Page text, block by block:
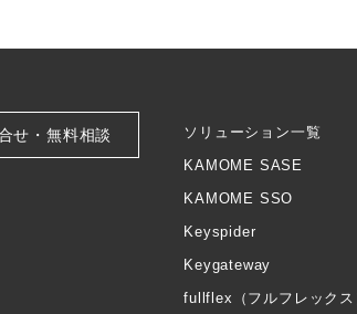
せ・無料相談
ソリューション一覧
KAMOME SASE
KAMOME SSO
Keyspider
Keygateway
fullflex（フルフレックス